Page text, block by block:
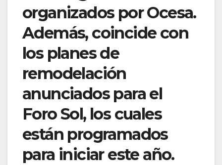
organizados por Ocesa.
Además, coincide con
los planes de
remodelación
anunciados para el
Foro Sol, los cuales
están programados
para iniciar este año.